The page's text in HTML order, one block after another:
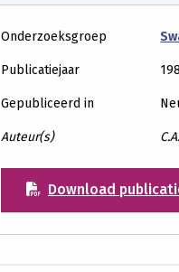
Onderzoeksgroep
Publicatiejaar
Gepubliceerd in
Auteur(s)
Download